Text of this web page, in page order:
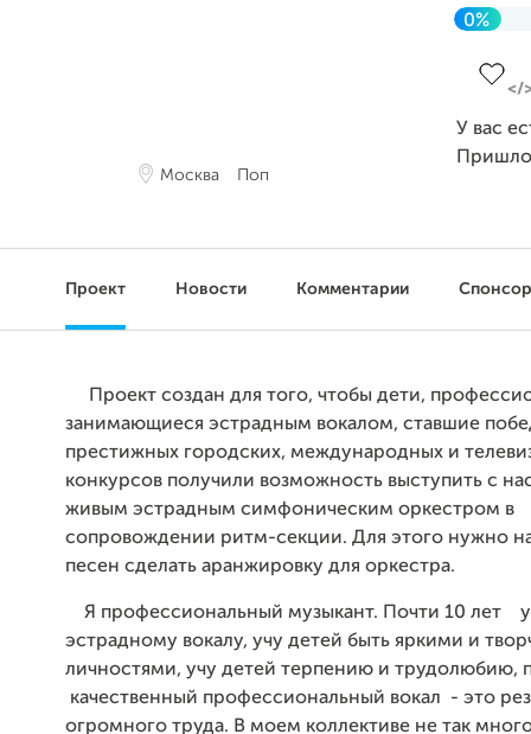
Москва Поп
0%
У вас
Проект Новости Комментарии
Проект создан для того, чтобы дети,
занимающиеся эстрадным вокалом, ставшие
престижных городских, международных и
конкурсов получили возможность выступить с
живым эстрадным симфоническим оркестром в
сопровождении ритм-секции. Для этого нужно
песен сделать аранжировку для оркестра.
Я профессиональный музыкант. Почти 10 лет
эстрадному вокалу, учу детей быть яркими и
личностями, учу детей терпению и трудолюбию,
качественный профессиональный вокал - это
огромного труда. В моем коллективе не так